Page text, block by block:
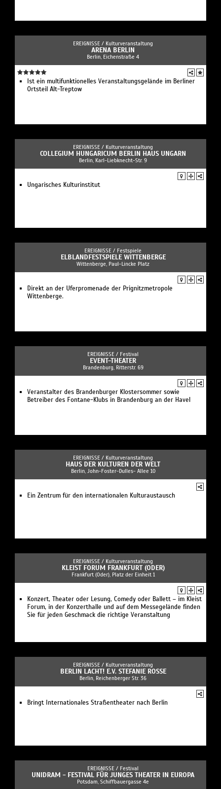
EREIGNISSE / Kulturveranstaltung
ARENA BERLIN
Berlin, Eichenstraße 4
Ist ein multifunktionelles Veranstaltungsgelände im Berliner
Ortsteil Alt-Treptow
EREIGNISSE / Kulturveranstaltung
COLLEGIUM HUNGARICUM BERLIN HAUS UNGARN
Berlin, Karl-Liebknecht-Str. 9
Ungarisches Kulturinstitut
EREIGNISSE / Festspiele
ELBLANDFESTSPIELE WITTENBERGE
Wittenberge, Paul-Lincke Platz
Direkt an der Uferpromenade der Prignitzmetropole
Wittenberge.
EREIGNISSE / Festival
EVENT-THEATER
Brandenburg, Ritterstr. 69
Veranstalter des Brandenburger Klostersommer sowie
Betreiber des Fontane-Klubs in Brandenburg an der Havel
EREIGNISSE / Kulturveranstaltung
HAUS DER KULTUREN DER WELT
Berlin, John-Foster-Dulles- Allee 10
Ein Zentrum für den internationalen Kulturaustausch
EREIGNISSE / Kulturveranstaltung
KLEIST FORUM FRANKFURT (ODER)
Frankfurt (Oder), Platz der Einheit 1
Konzert, Theater oder Lesung, Comedy oder Ballett – im Kleist
Forum, in der Konzerthalle und auf dem Messegelände finden
Sie für jeden Geschmack die richtige Veranstaltung
EREIGNISSE / Kulturveranstaltung
BERLIN LACHT! E.V. STEFANIE ROSSE
Berlin, Reichenberger Str. 36
Bringt Internationales Straßentheater nach Berlin
EREIGNISSE / Festival
UNIDRAM - FESTIVAL FÜR JUNGES THEATER IN EUROPA
Potsdam, Schiffbauergasse 4e